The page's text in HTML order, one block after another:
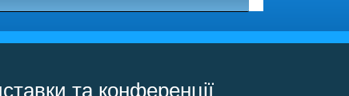
та конференції